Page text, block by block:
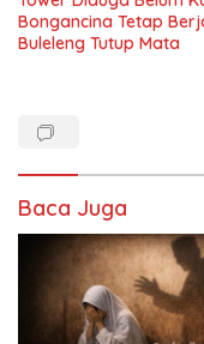
Bongancina Tetap
Buleleng Tutup Mata
Baca Juga